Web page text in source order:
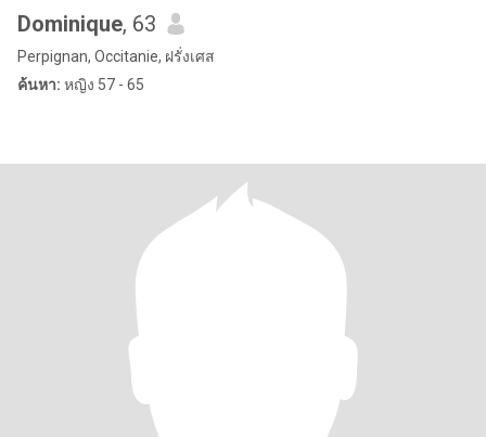
Dominique, 63
Perpignan, Occitanie, ฝรั่งเศส
ค้นหา: หญิง 57 - 65